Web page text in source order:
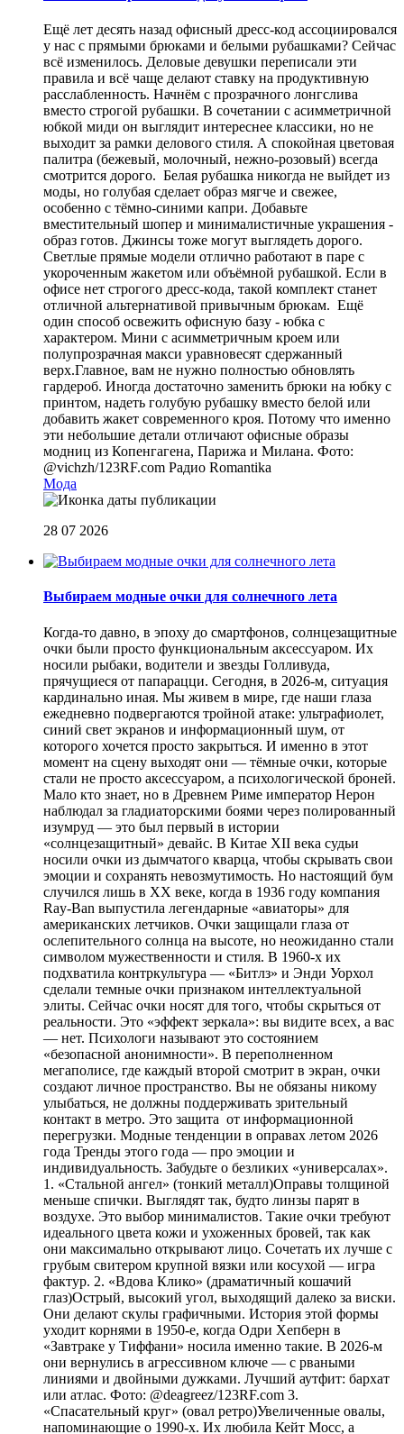
Ещё лет десять назад офисный дресс-код ассоциировался
у нас с прямыми брюками и белыми рубашками? Сейчас
всё изменилось. Деловые девушки переписали эти
правила и всё чаще делают ставку на продуктивную
расслабленность. Начнём с прозрачного лонгслива
вместо строгой рубашки. В сочетании с асимметричной
юбкой миди он выглядит интереснее классики, но не
выходит за рамки делового стиля. А спокойная цветовая
палитра (бежевый, молочный, нежно-розовый) всегда
смотрится дорого. Белая рубашка никогда не выйдет из
моды, но голубая сделает образ мягче и свежее,
особенно с тёмно-синими капри. Добавьте
вместительный шопер и минималистичные украшения -
образ готов. Джинсы тоже могут выглядеть дорого.
Светлые прямые модели отлично работают в паре с
укороченным жакетом или объёмной рубашкой. Если в
офисе нет строгого дресс-кода, такой комплект станет
отличной альтернативой привычным брюкам. Ещё
один способ освежить офисную базу - юбка с
характером. Мини с асимметричным кроем или
полупрозрачная макси уравновесят сдержанный
верх.Главное, вам не нужно полностью обновлять
гардероб. Иногда достаточно заменить брюки на юбку с
принтом, надеть голубую рубашку вместо белой или
добавить жакет современного кроя. Потому что именно
эти небольшие детали отличают офисные образы
модниц из Копенгагена, Парижа и Милана. Фото:
@vichzh/123RF.com Радио Romantika
Мода
28 07 2026
Выбираем модные очки для солнечного лета
Когда-то давно, в эпоху до смартфонов, солнцезащитные
очки были просто функциональным аксессуаром. Их
носили рыбаки, водители и звезды Голливуда,
прячущиеся от папарацци. Сегодня, в 2026-м, ситуация
кардинально иная. Мы живем в мире, где наши глаза
ежедневно подвергаются тройной атаке: ультрафиолет,
синий свет экранов и информационный шум, от
которого хочется просто закрыться. И именно в этот
момент на сцену выходят они — тёмные очки, которые
стали не просто аксессуаром, а психологической броней.
Мало кто знает, но в Древнем Риме император Нерон
наблюдал за гладиаторскими боями через полированный
изумруд — это был первый в истории
«солнцезащитный» девайс. В Китае XII века судьи
носили очки из дымчатого кварца, чтобы скрывать свои
эмоции и сохранять невозмутимость. Но настоящий бум
случился лишь в XX веке, когда в 1936 году компания
Ray-Ban выпустила легендарные «авиаторы» для
американских летчиков. Очки защищали глаза от
ослепительного солнца на высоте, но неожиданно стали
символом мужественности и стиля. В 1960-х их
подхватила контркультура — «Битлз» и Энди Уорхол
сделали темные очки признаком интеллектуальной
элиты. Сейчас очки носят для того, чтобы скрыться от
реальности. Это «эффект зеркала»: вы видите всех, а вас
— нет. Психологи называют это состоянием
«безопасной анонимности». В переполненном
мегаполисе, где каждый второй смотрит в экран, очки
создают личное пространство. Вы не обязаны никому
улыбаться, не должны поддерживать зрительный
контакт в метро. Это защита от информационной
перегрузки. Модные тенденции в оправах летом 2026
года Тренды этого года — про эмоции и
индивидуальность. Забудьте о безликих «универсалах».
1. «Стальной ангел» (тонкий металл)Оправы толщиной
меньше спички. Выглядят так, будто линзы парят в
воздухе. Это выбор минималистов. Такие очки требуют
идеального цвета кожи и ухоженных бровей, так как
они максимально открывают лицо. Сочетать их лучше с
грубым свитером крупной вязки или косухой — игра
фактур. 2. «Вдова Клико» (драматичный кошачий
глаз)Острый, высокий угол, выходящий далеко за виски.
Они делают скулы графичными. История этой формы
уходит корнями в 1950-е, когда Одри Хепберн в
«Завтраке у Тиффани» носила именно такие. В 2026-м
они вернулись в агрессивном ключе — с рваными
линиями и двойными дужками. Лучший аутфит: бархат
или атлас. Фото: @deagreez/123RF.com 3.
«Спасательный круг» (овал ретро)Увеличенные овалы,
напоминающие о 1990-х. Их любила Кейт Мосс, а